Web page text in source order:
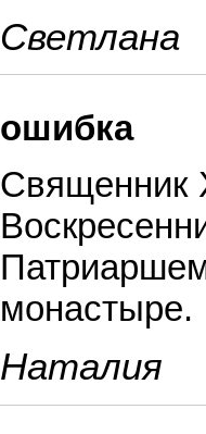
Светлана
ошибка
Священник
монастыре.
Наталия